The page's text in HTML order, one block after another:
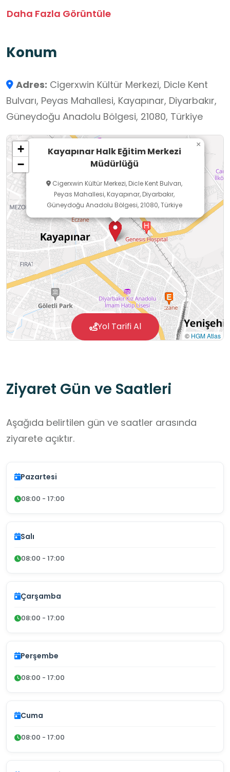
geliştirmeyi hedefleyen merkezimizde; mutfak
tasarımı buluşturan terzilik, sektörün nitelikli iş
hizmetleri ile evrensel iletişim dili olan İngilizce
gibi geniş bir yelpazede kurslar verilmektedir.
Teknolojik imkânlarla donatılmış derslik ve
atölyelerimizde, alanında uzman eğitmenler
eşliğinde gerçekleştirilen bu eğitimleri başarıyla
tamamlayan kursiyerlerimiz, e-Yaygın sistemi
üzerinden de takibi yapılabilen kurs bitirme
belgelerini alarak hem mesleki hayata daha
güçlü bir başlangıç yapma fırsatı bulmakta
hem de hayat boyu öğrenme sürecinin aktif bir
parçası olmaktadırlar.
Daha Fazla Görüntüle
Konum
Adres: Cigerxwin Kültür Merkezi, Dicle Kent
Bulvarı, Peyas Mahallesi, Kayapınar, Diyarbakır,
Güneydoğu Anadolu Bölgesi, 21080, Türkiye
Kayapınar Halk Eğitim Merkezi
Müdürlüğü
Cigerxwin Kültür Merkezi, Dicle Kent Bulvarı,
Peyas Mahallesi, Kayapınar, Diyarbakır,
Güneydoğu Anadolu Bölgesi, 21080, Türkiye
×
+
−
© HGM Atlas
Yol Tarifi Al
Ziyaret Gün ve Saatleri
Aşağıda belirtilen gün ve saatler arasında
ziyarete açıktır.
Pazartesi
08:00 - 17:00
Salı
08:00 - 17:00
Çarşamba
08:00 - 17:00
Perşembe
08:00 - 17:00
Cuma
08:00 - 17:00